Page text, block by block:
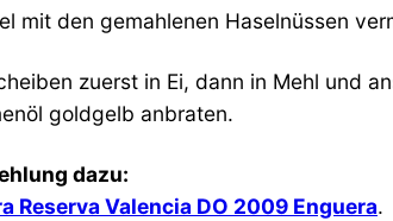
mit den gemahlenen Haselnüssen
zuerst in Ei, dann in Mehl und
goldgelb anbraten.
dazu:
Reserva Valencia DO 2009 Enguera.